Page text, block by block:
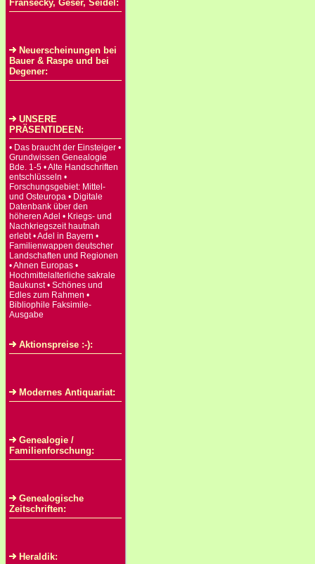
Fransecky, Geser, Seidel:
Neuerscheinungen bei
Bauer & Raspe und bei
Degener:
UNSERE
PRÄSENTIDEEN:
• Das braucht der Einsteiger •
Grundwissen Genealogie
Bde. 1-5 • Alte Handschriften
entschlüsseln •
Forschungsgebiet: Mittel-
und Osteuropa • Digitale
Datenbank über den
höheren Adel • Kriegs- und
Nachkriegszeit hautnah
erlebt • Adel in Bayern •
Familienwappen deutscher
Landschaften und Regionen
• Ahnen Europas •
Hochmittelalterliche sakrale
Baukunst • Schönes und
Edles zum Rahmen •
Bibliophile Faksimile-
Ausgabe
Aktionspreise :-):
Modernes Antiquariat:
Genealogie /
Familienforschung:
Genealogische
Zeitschriften:
Heraldik: